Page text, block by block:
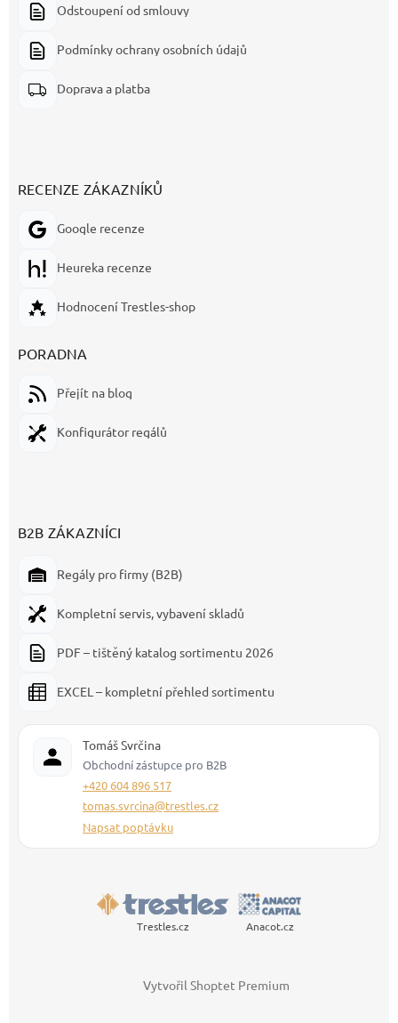
Odstoupení od smlouvy
Podmínky ochrany osobních údajů
Doprava a platba
RECENZE ZÁKAZNÍKŮ
Google recenze
Heureka recenze
Hodnocení Trestles-shop
PORADNA
Přejít na blog
Konfigurátor regálů
B2B ZÁKAZNÍCI
Regály pro firmy (B2B)
Kompletní servis, vybavení skladů
PDF – tištěný katalog sortimentu 2026
EXCEL – kompletní přehled sortimentu
Tomáš Svrčina
Obchodní zástupce pro B2B
+420 604 896 517
tomas.svrcina@trestles.cz
Napsat poptávku
Trestles.cz Anacot.cz
Vytvořil Shoptet Premium